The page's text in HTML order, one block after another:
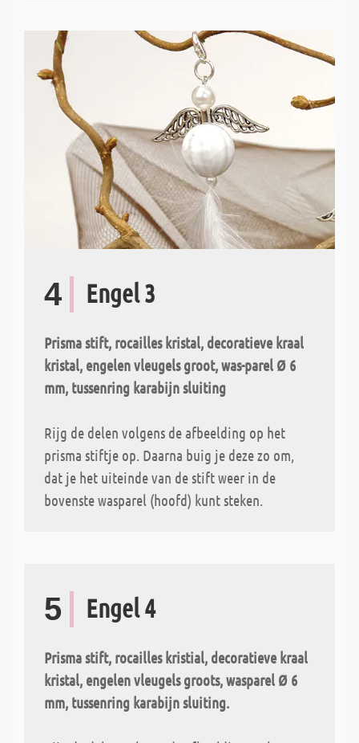
4 Engel 3
Prisma stift, rocailles kristal, decoratieve kraal
kristal, engelen vleugels groot, was-parel Ø 6
mm, tussenring karabijn sluiting
Rijg de delen volgens de afbeelding op het
prisma stiftje op. Daarna buig je deze zo om,
dat je het uiteinde van de stift weer in de
bovenste wasparel (hoofd) kunt steken.
5 Engel 4
Prisma stift, rocailles kristial, decoratieve kraal
kristal, engelen vleugels groots, wasparel Ø 6
mm, tussenring karabijn sluiting.